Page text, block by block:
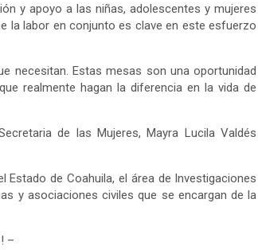
y apoyo a las niñas, adolescentes y mujeres
la labor en conjunto es clave en este esfuerzo
necesitan. Estas mesas son una oportunidad
realmente hagan la diferencia en la vida de
de las Mujeres, Mayra Lucila Valdés
Estado de Coahuila, el área de Investigaciones
y asociaciones civiles que se encargan de la
–